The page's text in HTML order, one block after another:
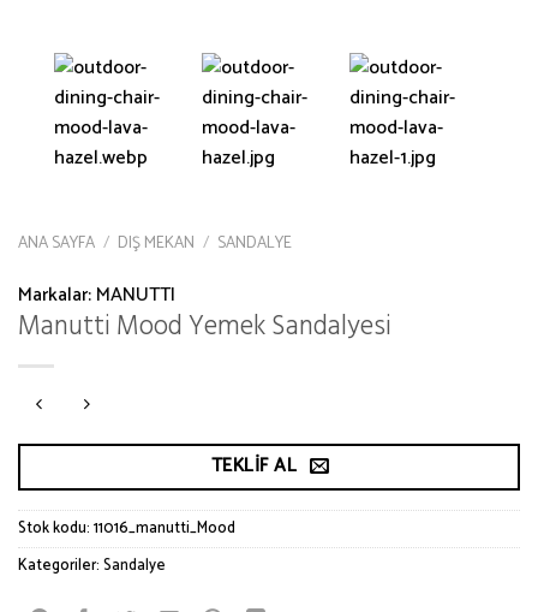
ANA SAYFA / DIŞ MEKAN / SANDALYE
Markalar:MANUTTI
Manutti Mood Yemek Sandalyesi
TEKLIF AL
Stok kodu:11016_manutti_Mood
Kategoriler:Sandalye